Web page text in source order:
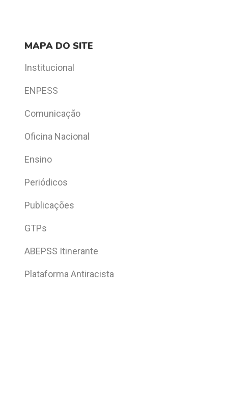
MAPA DO SITE
Institucional
ENPESS
Comunicação
Oficina Nacional
Ensino
Periódicos
Publicações
GTPs
ABEPSS Itinerante
Plataforma Antiracista